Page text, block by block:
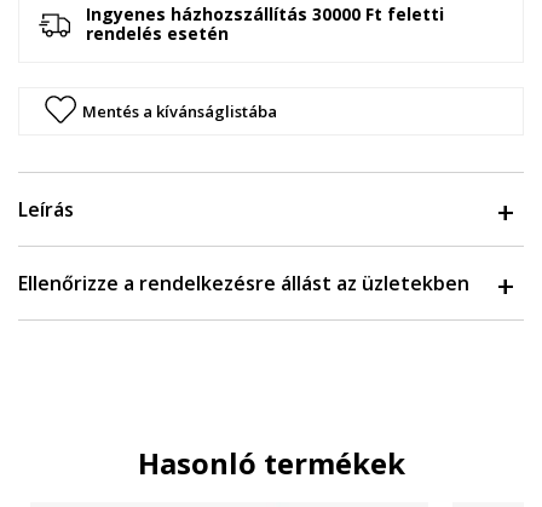
Ingyenes házhozszállítás 30000 Ft feletti
rendelés esetén
Mentés a kívánságlistába
Leírás
Ellenőrizze a rendelkezésre állást az üzletekben
Hasonló termékek